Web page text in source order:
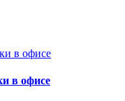
в офисе